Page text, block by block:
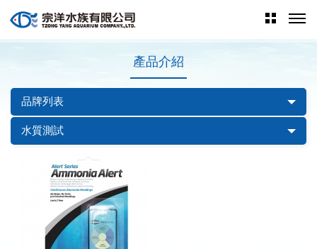
產品介紹
品牌列表
水質測試